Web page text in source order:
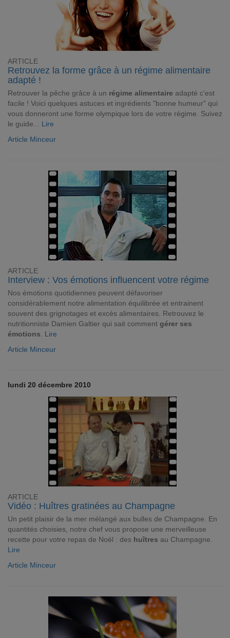
ARTICLE
Retrouvez la forme grâce à un régime alimentaire
adapté !
Retrouver la pêche grâce à un régime alimentaire adapté c'est
facile ! Voici quelques astuces et ingrédients "bonne humeur" qui
vous donneront une forme olympique lors de votre régime. Suivez
le guide... Lire
Article Minceur
ARTICLE
Interview : Vos émotions influencent votre régime
Nos émotions quotidiennes peuvent défavoriser
considérablement notre alimentation équilibrée et entrainent
souvent des grignotages et excès alimentaires. Retrouvez le
nutritionniste Damien Galtier qui sait comment gérer ses
émotions
Lire
Article Minceur
lundi 20 décembre 2010
ARTICLE
Vidéo : Huîtres gratinées au Champagne
Un petit plaisir de la mer mélangé aux bulles de Champagne. En
quantités choisies, notre chef vous propose une merveilleuse
recette pour votre repas de Noël : des huîtres au Champagne.
Lire
Article Minceur